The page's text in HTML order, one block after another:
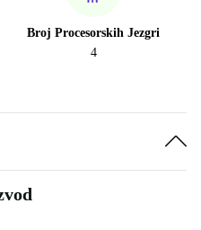
Broj Procesorskih Jezgri
4